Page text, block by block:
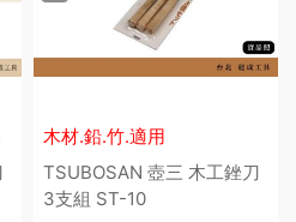
木材.鉛.竹.適用
TSUBOSAN 壺三 木工銼刀
3支組 ST-10